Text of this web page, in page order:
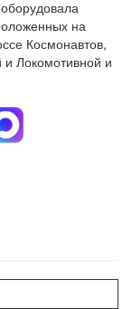
на
Космонавтов,
Локомотивной и